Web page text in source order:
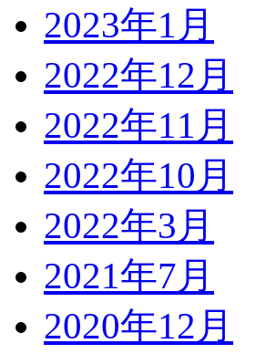
2023年1月
2022年12月
2022年11月
2022年10月
2022年3月
2021年7月
2020年12月